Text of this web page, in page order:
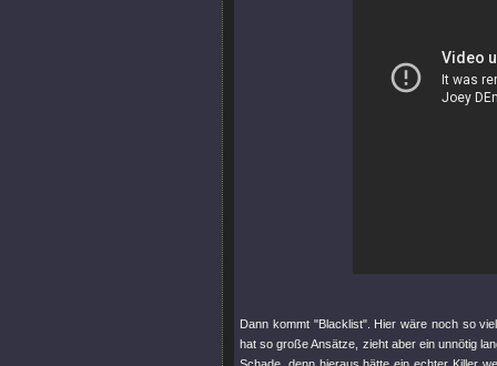
Dann kommt "Blacklist". Hier wäre noch so
hat so große Ansätze, zieht aber ein unnötig